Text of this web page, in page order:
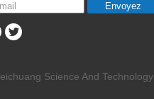
Envoyez
Science And Technology